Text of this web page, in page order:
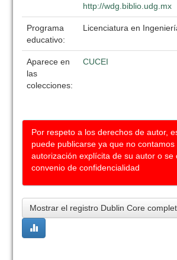
http://wdg.biblio.udg.mx
Programa
educativo:
Licenciatura en
Aparece en
las
colecciones:
CUCEI
Por respeto a los derechos de autor,
puede publicarse ya que no contamos
autorización explícita de su autor o se
convenio de confidencialidad
Mostrar el registro Dublin Core